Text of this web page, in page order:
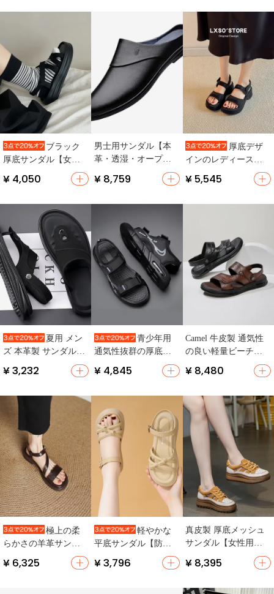
ブラック
厚底サンダル【女性
用・ソフトソール・
カジュアル・ローマ
¥ 4,050
男士用サンダル【本
革・透湿・オープン
トゥ・夏用・デザイ
ン】
¥ 8,759
厚底デザ
インのレディースス
ポーツサンダル【夏
用・ビーチ・スタイ
¥ 5,545
夏用 メン
ズ 本革製 サンダル
【防滑機能付き・ビ
ーチ・カジュアルス
¥ 3,232
青少年用
通気性抜群の厚底ビ
ーチサンダル【エア
クッション・カジュ
¥ 4,845
Camel 牛皮製 通気性
の良い軽量ビーチサ
ル・夏用・二通りの
¥ 8,480
極上の柔
らかさの羊革サンダ
ル【夏用・スリッポ
ン・フラット】
¥ 6,325
軽やかな
平底サンダル【防
滑・・コーディネー
トしやすい】（セッ
¥ 3,796
真皮製 厚底メッシュ
サンダル【女性用・
靴・ヴィンテージス
¥ 8,395